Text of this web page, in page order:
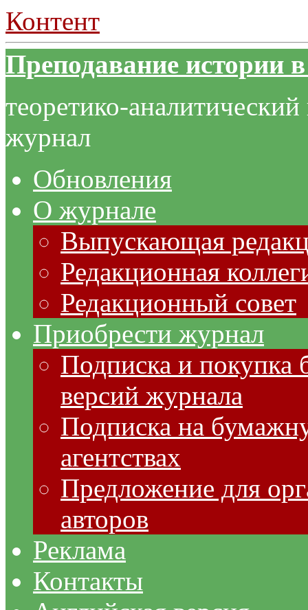
Контент
Преподавание истории
теоретико-
журнал
Обновления
О журнале
Выпускающая
Редакционная
Редакционный совет
Приобрести журнал
Подписка и покупка
версий журнала
Подписка на
агентствах
Предложение для
авторов
Реклама
Контакты